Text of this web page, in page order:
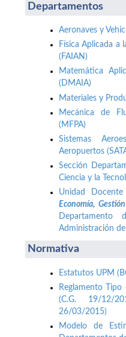
Departamentos
Aeronaves y
Física Aplicada a
(FAIAN)
Matemática
(DMAIA)
Materiales y
Mecánica de
(MFPA)
Sistemas
Aeropuertos
Sección
Ciencia y la
Unidad
Economía,
Departamento
Administración
Normativa
Estatutos UPM
Reglamento
(C.G. 19/12/
26/03/2015)
Modelo de